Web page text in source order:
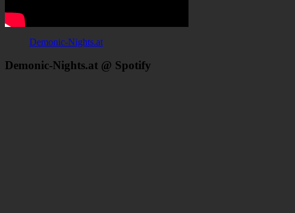
Demonic-Nights.at
Demonic-Nights.at @ Spotify